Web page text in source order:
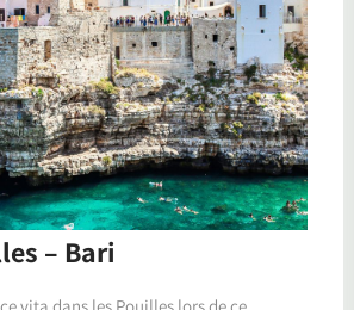
– Bari
vita dans les Pouilles lors de ce